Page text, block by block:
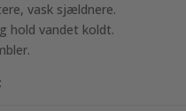
vask sjældnere.
hold vandet koldt.